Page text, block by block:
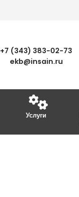
+7 (343) 383-02-73
ekb@insain.ru
Услуги